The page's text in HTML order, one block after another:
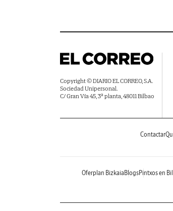
Copyright © DIARIO EL CORREO, S.A.
Sociedad Unipersonal.
C/ Gran Vía 45, 3ª planta, 48011 Bilbao
Contactar
Oferplan Bizkaia BlogsPintxos en